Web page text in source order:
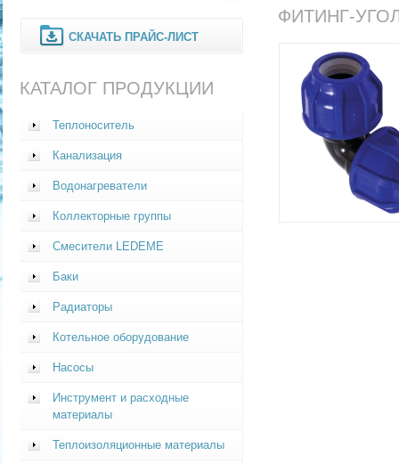
СКАЧАТЬ ПРАЙС-ЛИСТ
КАТАЛОГ ПРОДУКЦИИ
Теплоноситель
Канализация
Водонагреватели
Коллекторные группы
Смесители LEDEME
Баки
Радиаторы
Котельное оборудование
Насосы
Инструмент и расходные
материалы
Теплоизоляционные материалы
ФИТИНГ-